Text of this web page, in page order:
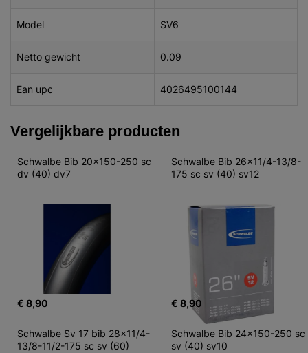
Model SV6
Netto gewicht 0.09
Ean upc 4026495100144
Vergelijkbare producten
Schwalbe Bib 20x150-250 sc
dv (40) dv7
€ 8,90
Schwalbe Bib 26x11/4-13/8-
175 sc sv (40) sv12
€ 8,90
Schwalbe Sv 17 bib 28x11/4-
13/8-11/2-175 sc sv (60)
Schwalbe Bib 24x150-250 sc
sv (40) sv10